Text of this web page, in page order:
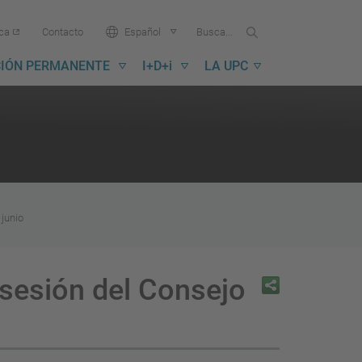
Contacto Idioma:Español
Buscar
UPC
PERMANENTE I+D+i LA UPC
del Consejo